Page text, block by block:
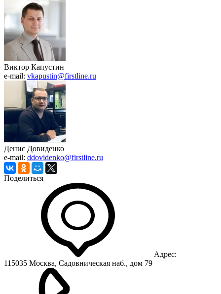
Виктор Капустин
e-mail: vkapustin@firstline.ru
Денис Довиденко
e-mail: ddovidenko@firstline.ru
Поделиться
Адрес:
115035 Москва, Садовническая наб., дом 79